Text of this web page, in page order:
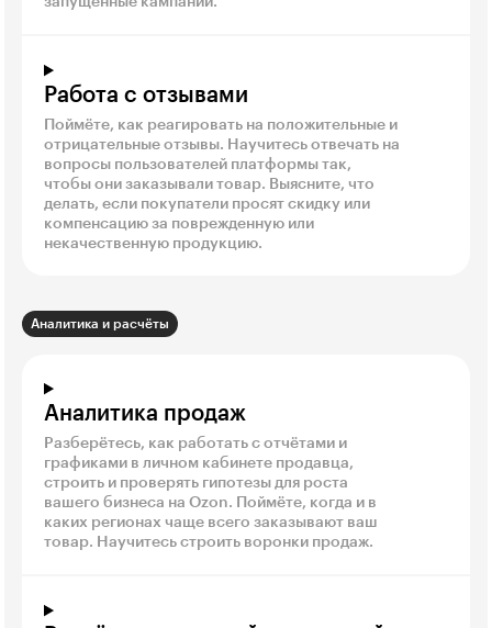
Работа с отзывами
Поймёте, как реагировать на положительные и
отрицательные отзывы. Научитесь отвечать на
вопросы пользователей платформы так,
чтобы они заказывали товар. Выясните, что
делать, если покупатели просят скидку или
компенсацию за поврежденную или
некачественную продукцию.
Аналитика и расчёты
Аналитика продаж
Разберётесь, как работать с отчётами и
графиками в личном кабинете продавца,
строить и проверять гипотезы для роста
вашего бизнеса на Ozon. Поймёте, когда и в
каких регионах чаще всего заказывают ваш
товар. Научитесь строить воронки продаж.